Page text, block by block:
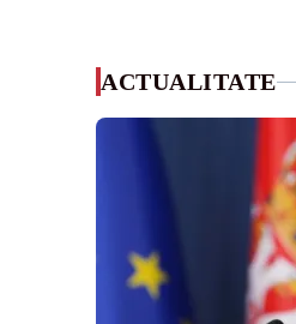
ACTUALITATE